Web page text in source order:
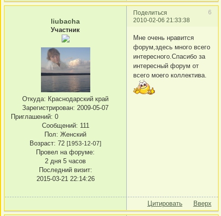
Поделиться
6
2010-02-06 21:33:38
liubacha
Участник
Откуда: Краснодарский край
Зарегистрирован: 2009-05-07
Приглашений: 0
Сообщений: 111
Пол: Женский
Возраст: 72 [1953-12-07]
Провел на форуме:
2 дня 5 часов
Последний визит:
2015-03-21 22:14:26
Мне очень нравится
форум,здесь много всего
интересного.Спасибо за
интересный форум от
всего моего коллектива.
Цитировать Вверх